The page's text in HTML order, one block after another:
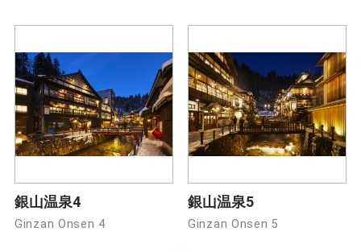
銀山温泉4
Ginzan Onsen 4
銀山温泉5
Ginzan Onsen 5